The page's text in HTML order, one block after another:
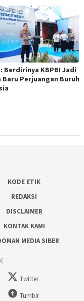
Berdirinya KBPBI Jadi
Baru Perjuangan Buruh
KODE ETIK
REDAKSI
DISCLAIMER
KONTAK KAMI
MEDIA SIBER
Twitter
Tumblr